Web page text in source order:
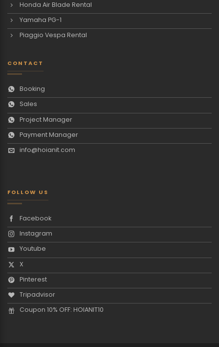
Honda Air Blade Rental
Yamaha PG-1
Piaggio Vespa Rental
CONTACT
Booking
Sales
Project Manager
Payment Manager
info@hoianit.com
FOLLOW US
Facebook
Instagram
Youtube
X
Pinterest
Tripadvisor
Coupon 10% OFF: HOIANIT10